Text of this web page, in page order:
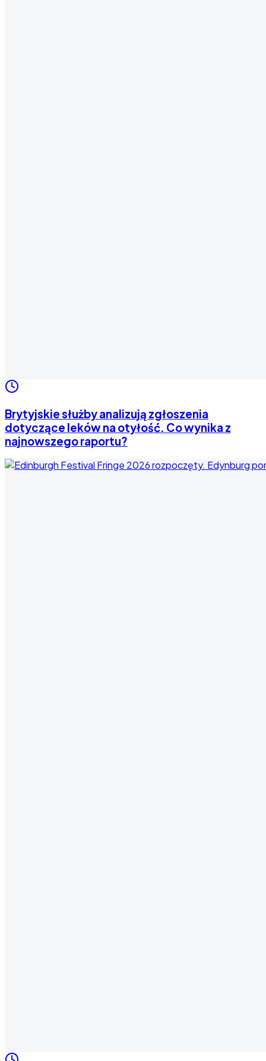
Brytyjskie służby analizują zgłoszenia
dotyczące leków na otyłość. Co wynika z
najnowszego raportu?